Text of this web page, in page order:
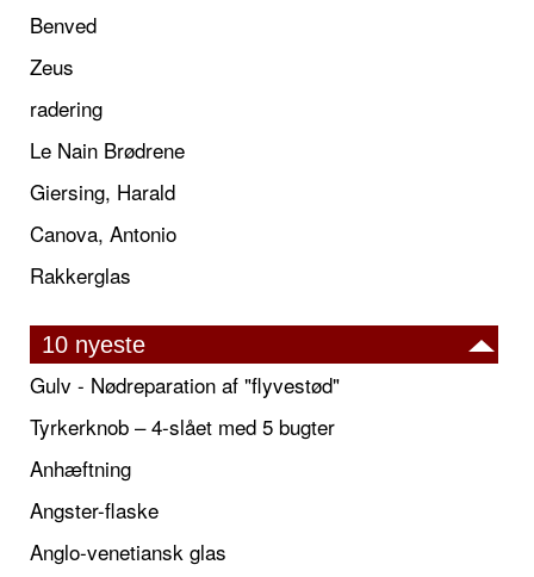
Benved
Zeus
radering
Le Nain Brødrene
Giersing, Harald
Canova, Antonio
Rakkerglas
10 nyeste
Gulv - Nødreparation af "flyvestød"
Tyrkerknob – 4-slået med 5 bugter
Anhæftning
Angster-flaske
Anglo-venetiansk glas